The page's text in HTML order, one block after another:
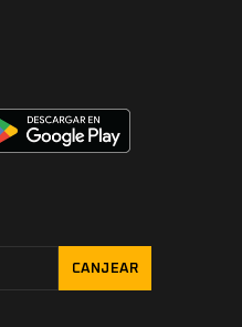
CANJEAR